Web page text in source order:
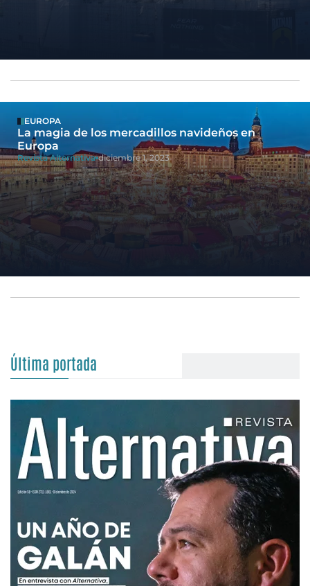
EUROPA
La magia de los mercadillos navideños en
Europa
Revista Alternativa diciembre 1, 2023
Última portada